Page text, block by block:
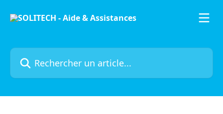
Rechercher un article...